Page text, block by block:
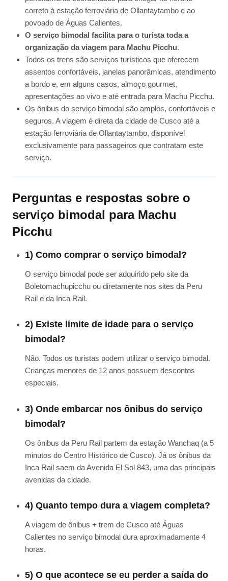
correto à estação ferroviária de Ollantaytambo e ao
povoado de Águas Calientes.
O serviço bimodal facilita para o turista toda a
organização da viagem para Machu Picchu.
Todos os trens são serviços turísticos que oferecem
assentos confortáveis, janelas panorâmicas, atendimento
a bordo e, em alguns casos, almoço gourmet,
apresentações ao vivo e até entrada para Machu Picchu.
Os ônibus do serviço bimodal são amplos, confortáveis e
seguros. A viagem é direta da cidade de Cusco até a
estação ferroviária de Ollantaytambo, disponível
exclusivamente para passageiros que contratam este
serviço.
Perguntas e respostas sobre o
serviço bimodal para Machu
Picchu
1) Como comprar o serviço bimodal?
O serviço bimodal pode ser adquirido pelo site da
Boletomachupicchu ou diretamente nos sites da Peru
Rail e da Inca Rail.
2) Existe limite de idade para o serviço
bimodal?
Não. Todos os turistas podem utilizar o serviço bimodal.
Crianças menores de 12 anos possuem descontos
especiais.
3) Onde embarcar nos ônibus do serviço
bimodal?
Os ônibus da Peru Rail partem da estação Wanchaq (a 5
minutos do Centro Histórico de Cusco). Já os ônibus da
Inca Rail saem da Avenida El Sol 843, uma das principais
avenidas da cidade.
4) Quanto tempo dura a viagem completa?
A viagem de ônibus + trem de Cusco até Águas
Calientes no serviço bimodal dura aproximadamente 4
horas.
5) O que acontece se eu perder a saída do